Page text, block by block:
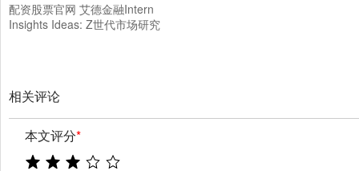
配资股票官网 艾德金融Intern
Insights Ideas: Z世代市场研究
相关评论
本文评分*